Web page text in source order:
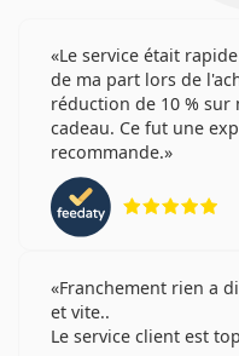
Le service était
de ma part lors de
réduction de 10 %
cadeau. Ce fut une
recommande.
Franchement rien a
et vite..
Le service client est